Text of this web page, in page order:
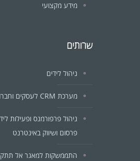
מידע מקצועי
שרותים
ניהול לידים
מערכת CRM לעסקים וחברות
ניהול פרפורמנס ופעילות
פרסום ושיווק באינטרנט
התממשקות למאגר אל